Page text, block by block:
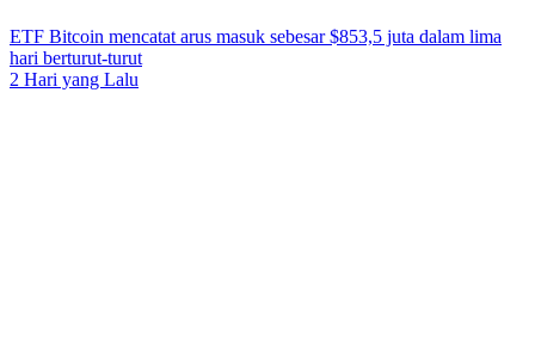
ETF Bitcoin mencatat arus masuk sebesar $853,5 juta dalam lima
hari berturut-turut
2 Hari yang Lalu